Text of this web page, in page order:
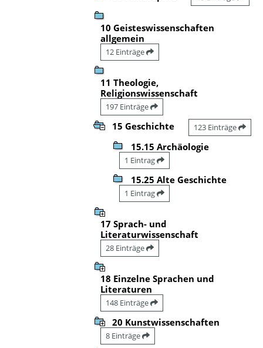
10 Geisteswissenschaften
allgemein
12 Einträge
11 Theologie,
Religionswissenschaft
197 Einträge
15 Geschichte 123 Einträge
15.15 Archäologie
1 Eintrag
15.25 Alte Geschichte
1 Eintrag
17 Sprach- und
Literaturwissenschaft
28 Einträge
18 Einzelne Sprachen und
Literaturen
148 Einträge
20 Kunstwissenschaften
8 Einträge